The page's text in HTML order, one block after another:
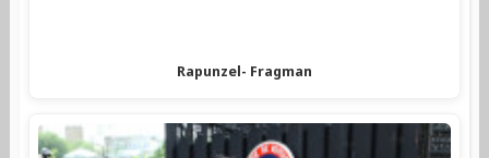
Rapunzel- Fragman